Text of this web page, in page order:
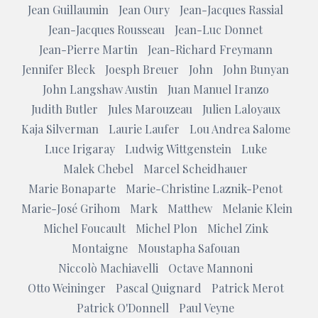
Jean Guillaumin Jean Oury
Jean-Jacques Rassial
Jean-Jacques Rousseau
Jean-Luc Donnet
Jean-Pierre Martin
Jean-Richard Freymann
Jennifer Bleck
Joesph Breuer John
John Bunyan
John Langshaw Austin
Juan Manuel Iranzo
Judith Butler
Jules Marouzeau
Julien Laloyaux
Kaja Silverman
Laurie Laufer
Lou Andrea Salome
Luce Irigaray
Ludwig Wittgenstein
Luke
Malek Chebel
Marcel Scheidhauer
Marie Bonaparte
Marie-Christine Laznik-Penot
Marie-José Grihom
Mark Matthew
Melanie Klein
Michel Foucault
Michel Plon
Michel Zink
Montaigne
Moustapha Safouan
Niccolò Machiavelli
Octave Mannoni
Otto Weininger
Pascal Quignard
Patrick Merot
Patrick O'Donnell
Paul Veyne